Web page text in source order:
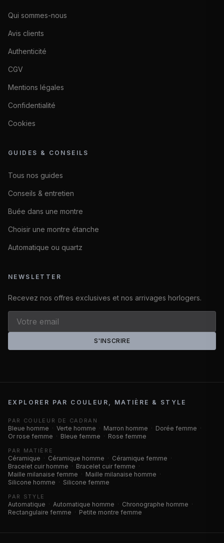
Qui sommes-nous
Avis clients
Authenticité
CGV
Mentions légales
Confidentialité
Cookies
GUIDES & CONSEILS
Tous nos guides
Conseils & entretien
Buée dans une montre
Choisir une montre étanche
Automatique ou quartz
NEWSLETTER
Recevez nos offres exclusives et nos arrivages horlogers.
S'INSCRIRE
EXPLORER PAR COULEUR, MATIÈRE & STYLE
PAR COULEUR DE CADRAN
Bleue homme · Verte homme · Marron homme · Dorée femme ·
Or rose femme · Bleue femme · Rose femme
PAR MATIÈRE
Céramique · Céramique homme · Céramique femme ·
Bracelet cuir homme · Bracelet cuir femme ·
Maille milanaise femme · Maille milanaise homme ·
Silicone homme · Silicone femme
PAR STYLE
Automatique · Automatique homme · Chronographe homme ·
Rectangulaire femme · Petite montre femme